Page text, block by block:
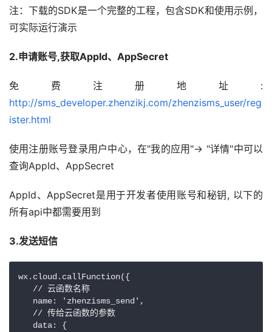
注：下载的SDK是一个完整的工程，包含SDK和使用示例，
可实际运行演示
2.申请账号,获取AppId、AppSecret
http://sms_developer.zhenzikj.com/zhenzisms_user/reg
ister.html
使用注册账号登录用户中心，在"我的应用"-> "详情"中可以
查询AppId、AppSecret
AppId、AppSecret是用于开发者使用账号和秘钥, 以下的
所有api中都需要用到
3.发送短信
wx.cloud.callFunction({
   // 云函数名称
   name: 'zhenzisms_send',
   // 传给云函数的参数
   data: {